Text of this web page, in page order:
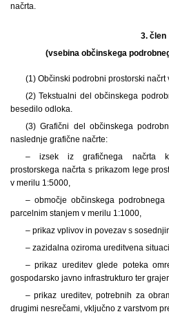
načrta.
3. člen
(vsebina občinskega
(1) Občinski podrobni prostorski
(2) Tekstualni del občinskega
besedilo odloka.
(3) Grafični del občinskega
naslednje grafične načrte:
– izsek iz grafičnega načrta
prostorskega načrta s prikazom lege
v merilu 1:5000,
– območje občinskega
parcelnim stanjem v merilu 1:1000,
– prikaz vplivov in povezav s
– zazidalna oziroma ureditvena
– prikaz ureditev glede poteka
gospodarsko javno infrastrukturo ter
– prikaz ureditev, potrebnih za
drugimi nesrečami, vključno z varstvom